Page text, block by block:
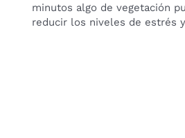
minutos algo de vegetación
reducir los niveles de estrés